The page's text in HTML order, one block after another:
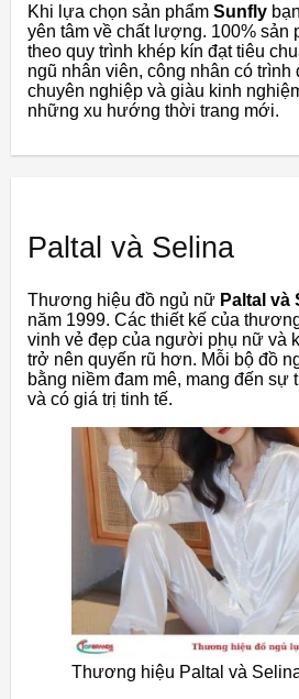
Khi lựa chọn sản phẩm Sunfly
yên tâm về chất lượng. 100% sản
theo quy trình khép kín đạt tiêu
ngũ nhân viên, công nhân có trình
chuyên nghiệp và giàu kinh
những xu hướng thời trang mới.
Paltal và Selina
Thương hiệu đồ ngủ nữ Paltal và
năm 1999. Các thiết kế của
vinh vẻ đẹp của người phụ nữ và
trở nên quyến rũ hơn. Mỗi bộ đồ
bằng niềm đam mê, mang đến sự
và có giá trị tinh tế.
Thương hiệu Paltal và